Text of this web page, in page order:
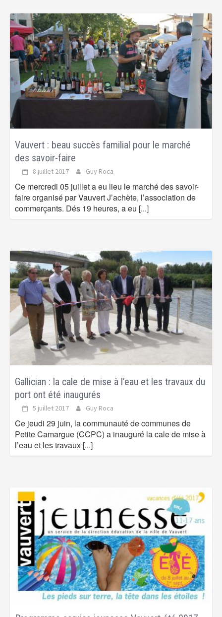
Vauvert : beau succès familial pour le marché
des savoir-faire
8 juillet 2017 Guy Roca
Ce mercredi 05 juillet a eu lieu le marché des savoir-
faire organisé par Vauvert J’achète, l’association de
commerçants. Dés 19 heures, a eu [...]
Gallician : la cale de mise à l’eau et les travaux du
port ont été inaugurés
5 juillet 2017 Guy Roca
Ce jeudi 29 juin, la communauté de communes de
Petite Camargue (CCPC) a inauguré la cale de mise à
l’eau et les travaux [...]